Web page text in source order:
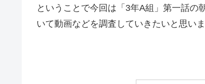
ということで今回は「3年A組」第一話の
いて動画などを調査していきたいと思いま